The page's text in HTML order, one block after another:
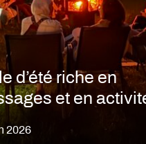
d’été riche en
et en
2026